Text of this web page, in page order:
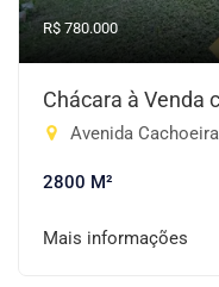
R$ 780.000
Chácara à Venda
Avenida Cachoeira
2800 M²
Mais informações